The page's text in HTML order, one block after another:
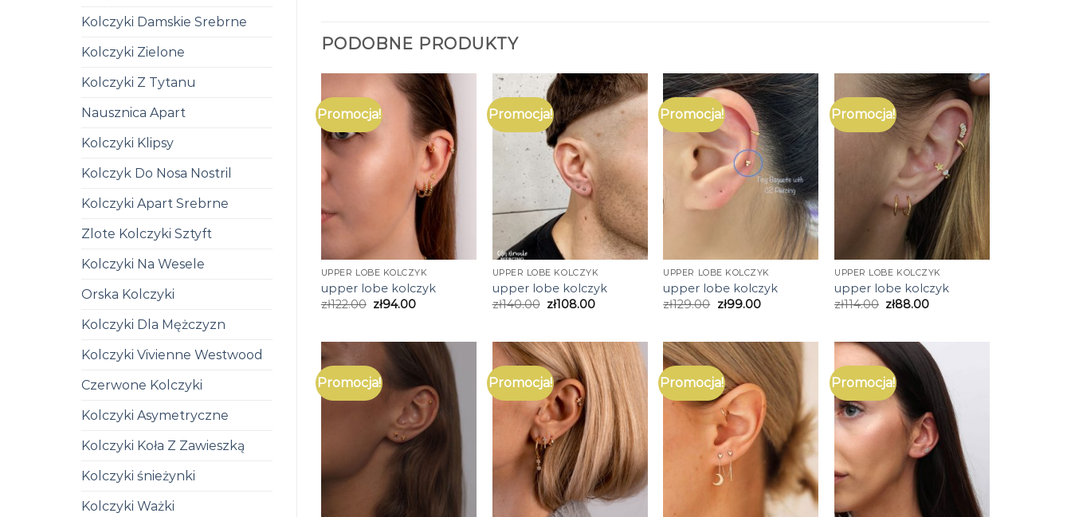
Kolczyki Damskie Srebrne
Kolczyki Zielone
Kolczyki Z Tytanu
Nausznica Apart
Kolczyki Klipsy
Kolczyk Do Nosa Nostril
Kolczyki Apart Srebrne
Zlote Kolczyki Sztyft
Kolczyki Na Wesele
Orska Kolczyki
Kolczyki Dla Mężczyzn
Kolczyki Vivienne Westwood
Czerwone Kolczyki
Kolczyki Asymetryczne
Kolczyki Koła Z Zawieszką
Kolczyki śnieżynki
Kolczyki Ważki
PODOBNE PRODUKTY
Promocja!
UPPER LOBE KOLCZYK
upper lobe kolczyk
zł122.00 zł94.00
Promocja!
UPPER LOBE KOLCZYK
upper lobe kolczyk
zł140.00 zł108.00
Promocja!
UPPER LOBE KOLCZYK
upper lobe kolczyk
zł129.00 zł99.00
Promocja!
UPPER LOBE KOLCZYK
upper lobe kolczyk
zł114.00 zł88.00
Promocja! Promocja! Promocja! Promocja!